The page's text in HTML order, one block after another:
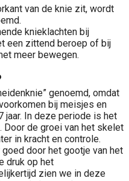
van de knie zit, wordt
knieklachten bij
een zittend beroep of bij
meer bewegen.
genoemd, omdat
bij meisjes en
jaar. In deze periode is het
Door de groei van het skelet
in kracht en controle.
door het gootje van het
druk op het
zien we in deze